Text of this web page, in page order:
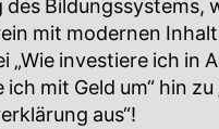
des Bildungssystems,
mit modernen
„Wie investiere ich in
ich mit Geld um“ hin zu
aus“!